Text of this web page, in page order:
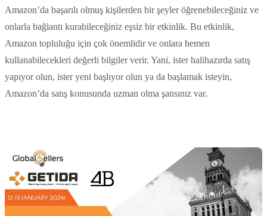
Amazon’da başarılı olmuş kişilerden bir şeyler öğrenebileceğiniz ve
onlarla bağlantı kurabileceğiniz eşsiz bir etkinlik. Bu etkinlik,
Amazon topluluğu için çok önemlidir ve onlara hemen
kullanabilecekleri değerli bilgiler verir. Yani, ister halihazırda satış
yapıyor olun, ister yeni başlıyor olun ya da başlamak isteyin,
Amazon’da satış konusunda uzman olma şansınız var.